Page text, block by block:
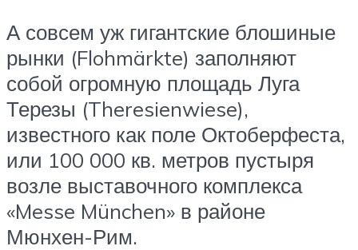
А совсем уж гигантские блошиные
рынки (Flohmärkte) заполняют
собой огромную площадь Луга
Терезы (Theresienwiese),
известного как поле Октоберфеста,
или 100 000 кв. метров пустыря
возле выставочного комплекса
«Messe München» в районе
Мюнхен-Рим.